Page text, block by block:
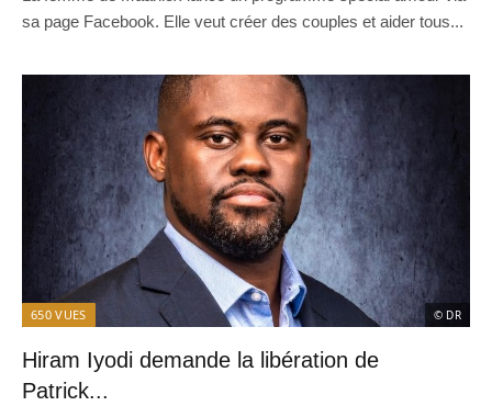
sa page Facebook. Elle veut créer des couples et aider tous...
650 VUES © DR
Hiram Iyodi demande la libération de
Patrick...